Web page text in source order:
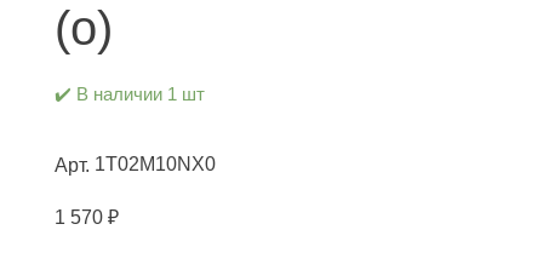
(о)
✔️ В наличии 1 шт
Арт. 1T02M10NX0
1 570 ₽